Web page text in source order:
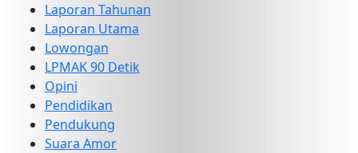
Laporan Tahunan
Laporan Utama
Lowongan
LPMAK 90 Detik
Opini
Pendidikan
Pendukung
Suara Amor